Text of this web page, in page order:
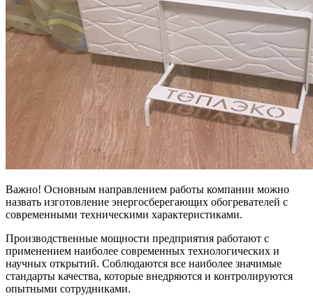
Важно! Основным направлением работы компании можно
назвать изготовление энергосберегающих обогревателей с
современными техническими характеристиками.
Производственные мощности предприятия работают с
применением наиболее современных технологических и
научных открытий. Соблюдаются все наиболее значимые
стандарты качества, которые внедряются и контролируются
опытными сотрудниками.